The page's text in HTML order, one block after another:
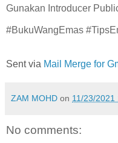
Gunakan Introducer
#BukuWangEmas
Sent via Mail Merge for
ZAM MOHD on 11/23/2021
No comments: